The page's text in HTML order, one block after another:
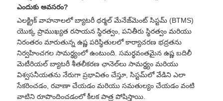
ఎందుకు అవసరం?
ఎలక్ట్రిక్ వాహనాలలో బ్యాటరీ థర్మల్ మేనేజ్‌మెంట్ సిస్టమ్ (BTMS)
యొక్క ప్రాముఖ్యత రసాయన స్థిరత్వం, పనితీరు స్థిరత్వం మరియు
నిరంతరం మారుతున్న ఉష్ణ పరిస్థితులలో కార్యాచరణ భద్రతను
నిర్వహించగల సామర్థ్యంలో ఉంటుంది. సమర్థవంతమైన ఉష్ణ బదిలీ
మెటీరియల్ బ్యాటరీ శీతలీకరణ ఛానెల్‌లు సామర్థ్యం మరియు
విశ్వసనీయతను నేరుగా ప్రభావితం చేస్తూ, సిస్టమ్‌లో వేడిని ఎలా
సేకరించడం, రవాణా చేయడం మరియు సమతుల్యం చేయడం వంటి
వాటిని రూపొందించడంలో కీలక పాత్ర పోషిస్తాయి.